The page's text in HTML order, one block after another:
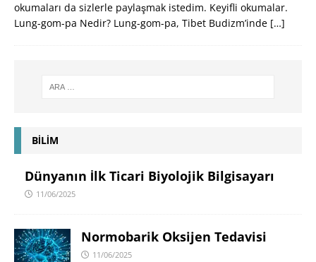
okumaları da sizlerle paylaşmak istedim. Keyifli okumalar.
Lung-gom-pa Nedir? Lung-gom-pa, Tibet Budizm’inde […]
BİLİM
Dünyanın İlk Ticari Biyolojik Bilgisayarı
11/06/2025
Normobarik Oksijen Tedavisi
11/06/2025